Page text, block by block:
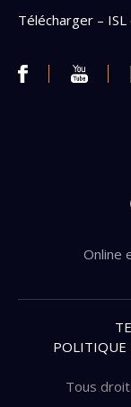
Télécharger – ISL
Online
Tous
POLITIQUE